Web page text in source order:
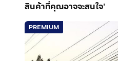
สินค้าที่คุณอาจจะสนใจ'
PREMIUM